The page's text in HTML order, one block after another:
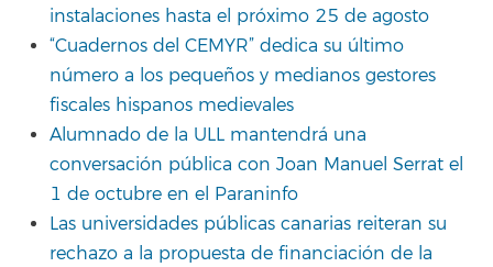
instalaciones hasta el próximo 25 de agosto
“Cuadernos del CEMYR” dedica su último
número a los pequeños y medianos gestores
fiscales hispanos medievales
Alumnado de la ULL mantendrá una
conversación pública con Joan Manuel Serrat el
1 de octubre en el Paraninfo
Las universidades públicas canarias reiteran su
rechazo a la propuesta de financiación de la